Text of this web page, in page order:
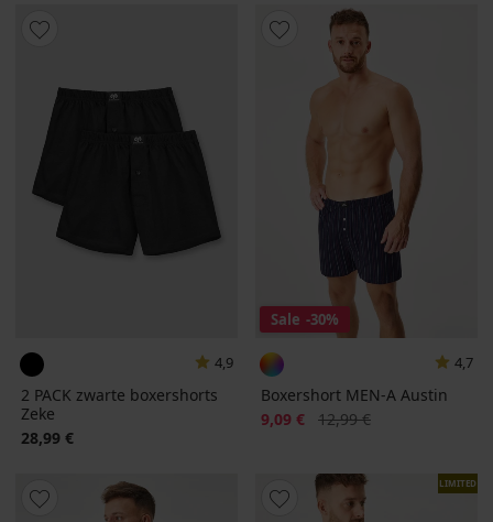
4,9
2 PACK zwarte boxershorts
Zeke
28,99 €
Sale -30%
4,7
Boxershort MEN-A Austin
Korting
9,09 € Oorspronkelijke prijs
12,99 €
LIMITED